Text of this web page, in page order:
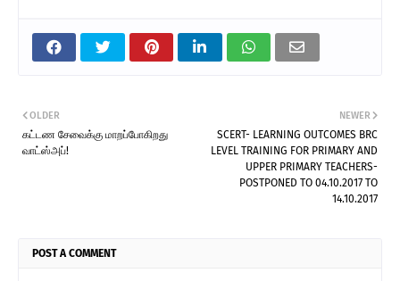
NEWER
SCERT- LEARNING OUTCOMES BRC
LEVEL TRAINING FOR PRIMARY AND
UPPER PRIMARY TEACHERS-
POSTPONED TO 04.10.2017 TO
14.10.2017
OLDER
கட்டண சேவைக்கு மாறப்போகிறது
வாட்ஸ்அப்!
POST A COMMENT